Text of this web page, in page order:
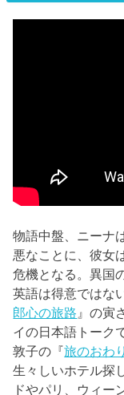
物語中盤、ニーナ
悪なことに、彼女
危機となる。異国
英語は得意ではな
郎心の旅路 』の寅
イの日本語トーク
敦子の『旅のおわ
生々しいホテル探
ドやパリ、ウィー